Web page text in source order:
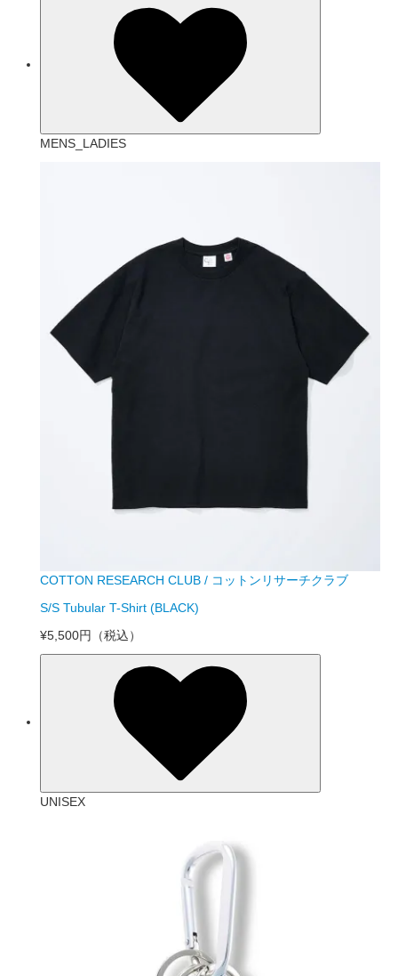
MENS_LADIES
COTTON RESEARCH CLUB / コットンリサーチクラブ
S/S Tubular T-Shirt (BLACK)
¥5,500円 （税込）
UNISEX